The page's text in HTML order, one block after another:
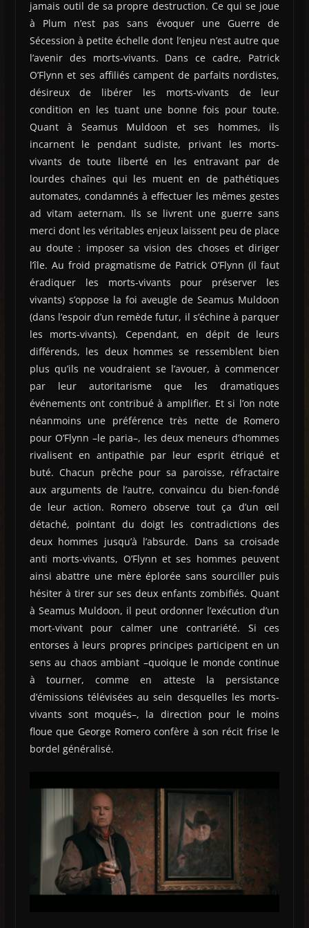
jamais outil de sa propre destruction. Ce qui se joue
à Plum n’est pas sans évoquer une Guerre de
Sécession à petite échelle dont l’enjeu n’est autre que
l’avenir des morts-vivants. Dans ce cadre, Patrick
O’Flynn et ses affiliés campent de parfaits nordistes,
désireux de libérer les morts-vivants de leur
condition en les tuant une bonne fois pour toute.
Quant à Seamus Muldoon et ses hommes, ils
incarnent le pendant sudiste, privant les morts-
vivants de toute liberté en les entravant par de
lourdes chaînes qui les muent en de pathétiques
automates, condamnés à effectuer les mêmes gestes
ad vitam aeternam. Ils se livrent une guerre sans
merci dont les véritables enjeux laissent peu de place
au doute : imposer sa vision des choses et diriger
l’île. Au froid pragmatisme de Patrick O’Flynn (il faut
éradiquer les morts-vivants pour préserver les
vivants) s’oppose la foi aveugle de Seamus Muldoon
(dans l’espoir d’un remède futur, il s’échine à parquer
les morts-vivants). Cependant, en dépit de leurs
différends, les deux hommes se ressemblent bien
plus qu’ils ne voudraient se l’avouer, à commencer
par leur autoritarisme que les dramatiques
événements ont contribué à amplifier. Et si l’on note
néanmoins une préférence très nette de Romero
pour O’Flynn –le paria–, les deux meneurs d’hommes
rivalisent en antipathie par leur esprit étriqué et
buté. Chacun prêche pour sa paroisse, réfractaire
aux arguments de l’autre, convaincu du bien-fondé
de leur action. Romero observe tout ça d’un œil
détaché, pointant du doigt les contradictions des
deux hommes jusqu’à l’absurde. Dans sa croisade
anti morts-vivants, O’Flynn et ses hommes peuvent
ainsi abattre une mère éplorée sans sourciller puis
hésiter à tirer sur ses deux enfants zombifiés. Quant
à Seamus Muldoon, il peut ordonner l’exécution d’un
mort-vivant pour calmer une contrariété. Si ces
entorses à leurs propres principes participent en un
sens au chaos ambiant –quoique le monde continue
à tourner, comme en atteste la persistance
d’émissions télévisées au sein desquelles les morts-
vivants sont moqués–, la direction pour le moins
floue que George Romero confère à son récit frise le
bordel généralisé.